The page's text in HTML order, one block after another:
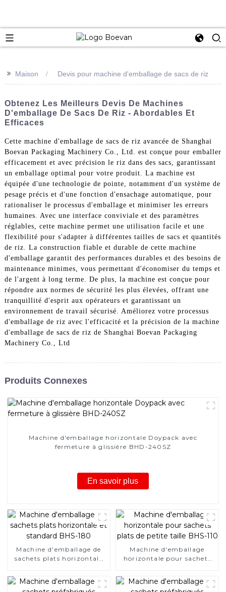
>> Maison Devis pour machine d'emballage de sacs de riz
Obtenez Les Meilleurs Devis De Machines
D'emballage De Sacs De Riz - Abordables Et
Efficaces
Cette machine d'emballage de sacs de riz avancée de Shanghai
Boevan Packaging Machinery Co., Ltd. est conçue pour emballer
efficacement et avec précision le riz dans des sacs, garantissant
un emballage optimal pour votre produit. La machine est
équipée d'une technologie de pointe, notamment d'un système de
pesage précis et d'une fonction d'ensachage automatique, pour
rationaliser le processus d'emballage et minimiser les erreurs
humaines. Avec une interface conviviale et des paramètres
réglables, cette machine permet une utilisation facile et une
flexibilité pour s'adapter à différentes tailles de sacs et quantités
de riz. La construction fiable et durable de cette machine
d'emballage garantit des performances durables et des besoins de
maintenance minimes, vous permettant d'économiser du temps et
de l'argent à long terme. De plus, la machine est conçue pour
répondre aux normes de sécurité les plus élevées, offrant une
tranquillité d'esprit aux opérateurs et garantissant un
environnement de travail sécurisé. Améliorez votre processus
d'emballage de riz avec l'efficacité et la précision de la machine
d'emballage de sacs de riz de Shanghai Boevan Packaging
Machinery Co., Ltd
Produits Connexes
Machine d'emballage horizontale Doypack avec
fermeture à glissière BHD-240SZ
En savoir plus
Machine d'emballage de
sachets plats horizontale
Machine d'emballage
horizontale pour sachets